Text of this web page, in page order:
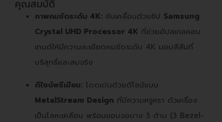
คุณสมบัติ
ภาพคมชัดระดับ 4K: ขับเคลื่อนด้วยชิป Samsung
Crystal UHD Processor 4K ที่ช่วยอัปสเกลคอน
เทนต์ให้มีความละเอียดคมชัดระดับ 4K มอบสีสันที่
บริสุทธิ์และสมจริง
ดีไซน์พรีเมียม: โดดเด่นด้วยดีไซน์แบบ
MetalStream Design ที่มีความหรูหรา ตัวเครื่อง
เป็นโลหะเคลือบ พร้อมขอบจอบาง 3 ด้าน (3 Bezel-